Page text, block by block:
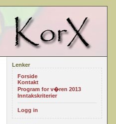
Lenker
Forside
Kontakt
Program for v�ren 2013
Inntakskriterier
Logg in